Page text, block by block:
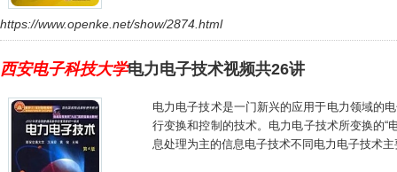
https://www.openke.net/show/2874.html
西安电子科技大学电力电子技术视频共26讲
电力电子技术是一门新兴的应用于电力领域的
行变换和控制的技术。电力电子技术所变换的“
息处理为主的信息电子技术不同电力电子技术